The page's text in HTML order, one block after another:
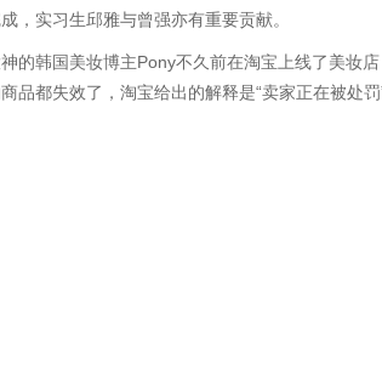
，实习生邱雅与曾强亦有重要贡献。
的韩国美妆博主Pony不久前在淘宝上线了美妆
品都失效了，淘宝给出的解释是“卖家正在被处罚”